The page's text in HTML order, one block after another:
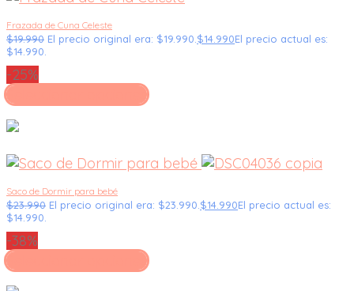
Frazada de Cuna Celeste
$19.990 El precio original era: $19.990. $14.990El precio actual es:
$14.990.
-25%
Seleccionar opciones
Saco de Dormir para bebé
$23.990 El precio original era: $23.990. $14.990El precio actual es:
$14.990.
-38%
Seleccionar opciones